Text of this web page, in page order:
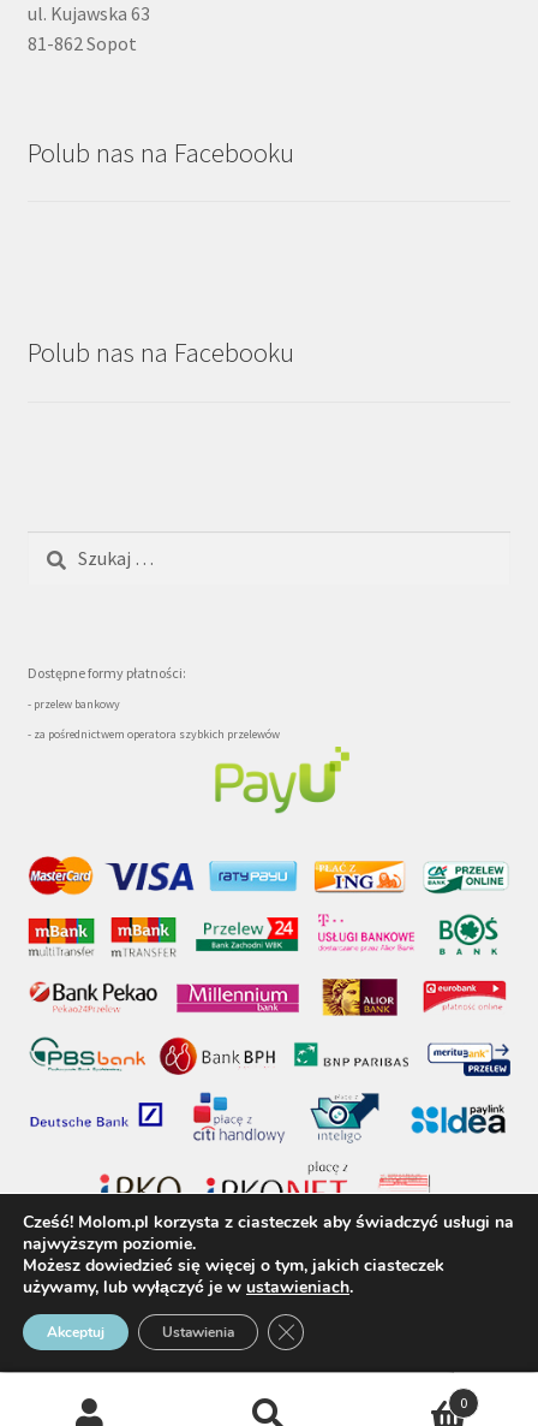
ul. Kujawska 63
81-862 Sopot
Polub nas na Facebooku
Polub nas na Facebooku
Dostępne formy płatności:
- przelew bankowy
- za pośrednictwem operatora szybkich przelewów
molom.pl © 2017 - Wszelkie prawa zastrzeżone
0
Cześć! Molom.pl korzysta z ciasteczek aby świadczyć usługi na
najwyższym poziomie.
Możesz dowiedzieć się więcej o tym, jakich ciasteczek
używamy, lub wyłączyć je w ustawieniach.
Akceptuj Ustawienia Zamknij panel powiadomień o